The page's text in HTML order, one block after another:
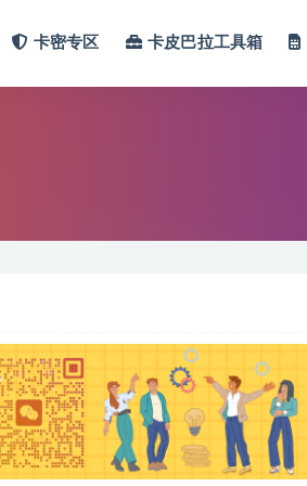
卡密专区 卡皮巴拉工具箱